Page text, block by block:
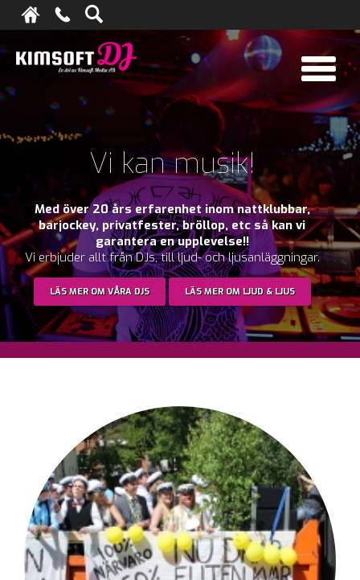
Vi kan musik!
Med över 20 års erfarenhet inom nattklubbar,
barjockey, privatfester, bröllop, etc så kan vi
garantera en upplevelse!!
Vi erbjuder allt från DJs, till ljud- och ljusanläggningar.
LÄS MER OM VÅRA DJS LÄS MER OM LJUD & LJUS